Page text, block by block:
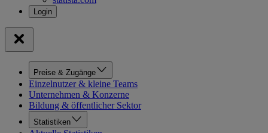
Preise & Zugänge
Einzelnutzer & kleine Teams
Unternehmen & Konzerne
Bildung & öffentlicher Sektor
Statistiken